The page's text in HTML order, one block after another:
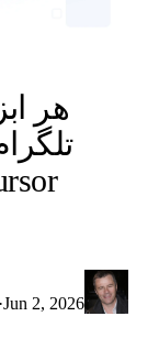
هر
Jun 2, 2026
· 8 دقیقه مطالعه